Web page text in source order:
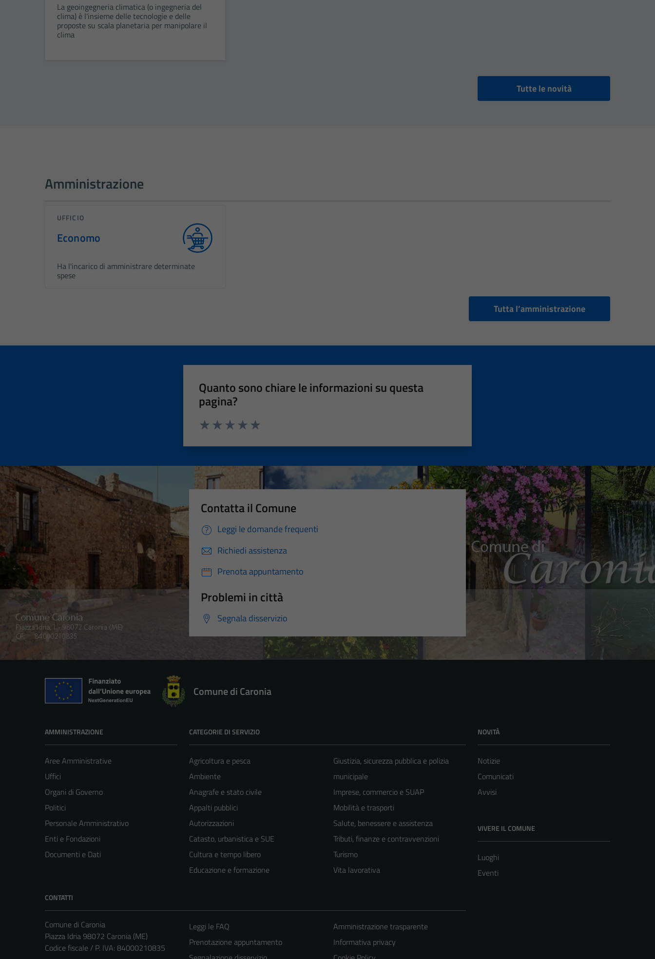
La geoingegneria climatica (o ingegneria del
clima) è l'insieme delle tecnologie e delle
proposte su scala planetaria per manipolare il
clima
Tutte le novità
Amministrazione
UFFICIO
Economo
Ha l'incarico di amministrare determinate
spese
Tutta l’amministrazione
Quanto sono chiare le informazioni su questa
pagina?
Contatta il Comune
Leggi le domande frequenti
Richiedi assistenza
Prenota appuntamento
Problemi in città
Segnala disservizio
Comune di Caronia
AMMINISTRAZIONE
Aree Amministrative
Uffici
Organi di Governo
Politici
Personale Amministrativo
Enti e Fondazioni
Documenti e Dati
CATEGORIE DI SERVIZIO
Agricoltura e pesca
Ambiente
Anagrafe e stato civile
Appalti pubblici
Autorizzazioni
Catasto, urbanistica e SUE
Cultura e tempo libero
Educazione e formazione
Giustizia, sicurezza pubblica e polizia
municipale
Imprese, commercio e SUAP
Mobilità e trasporti
Salute, benessere e assistenza
Tributi, finanze e contravvenzioni
Turismo
Vita lavorativa
NOVITÀ
Notizie
Comunicati
Avvisi
VIVERE IL COMUNE
Luoghi
Eventi
CONTATTI
Comune di Caronia
Piazza Idria 98072 Caronia (ME)
Codice fiscale / P. IVA: 84000210835
Leggi le FAQ
Prenotazione appuntamento
Amministrazione trasparente
Informativa privacy